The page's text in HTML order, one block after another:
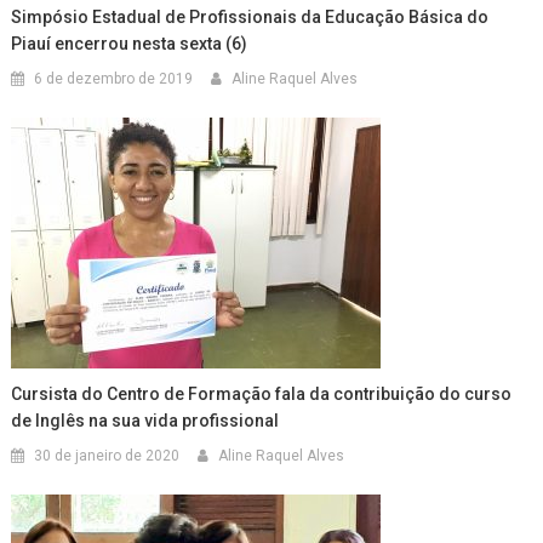
Simpósio Estadual de Profissionais da Educação Básica do
Piauí encerrou nesta sexta (6)
6 de dezembro de 2019 Aline Raquel Alves
Cursista do Centro de Formação fala da contribuição do curso
de Inglês na sua vida profissional
30 de janeiro de 2020 Aline Raquel Alves